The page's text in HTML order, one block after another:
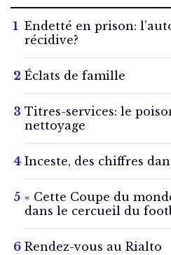
Endetté en prison:
récidive?
Éclats de famille
Titres-services: le
nettoyage
Inceste, des chiffres
« Cette Coupe du
dans le cercueil du
Rendez-vous au Rialto